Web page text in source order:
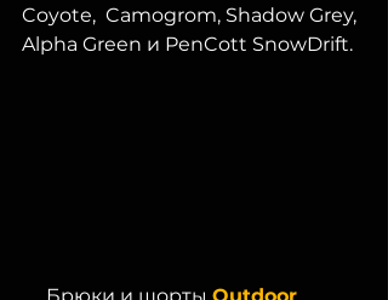
Coyote,  Camogrom, Shadow Grey,
Alpha Green и PenCott SnowDrift.